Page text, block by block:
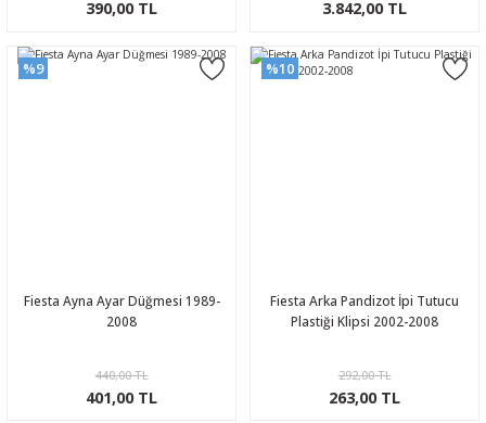
390,00 TL 3.842,00 TL
%9
Fiesta Ayna Ayar Düğmesi 1989-
2008
440,00 TL
401,00 TL
%10
Fiesta Arka Pandizot İpi Tutucu
Plastiği Klipsi 2002-2008
292,00 TL
263,00 TL